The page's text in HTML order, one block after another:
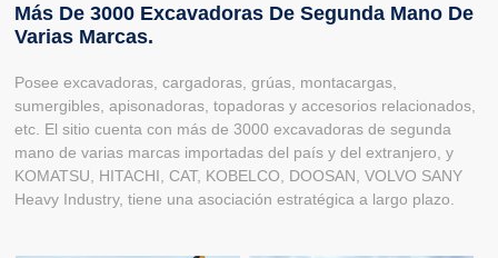
Más De 3000 Excavadoras De Segunda Mano De
Varias Marcas.
Posee excavadoras, cargadoras, grúas, montacargas,
sumergibles, apisonadoras, topadoras y accesorios relacionados,
etc. El sitio cuenta con más de 3000 excavadoras de segunda
mano de varias marcas importadas del país y del extranjero, y
KOMATSU, HITACHI, CAT, KOBELCO, DOOSAN, VOLVO SANY
Heavy Industry, tiene una asociación estratégica a largo plazo.